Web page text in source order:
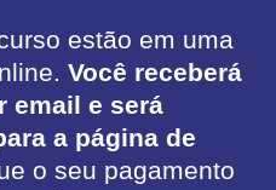
estão em uma
Você receberá
email e será
a página de
o seu pagamento